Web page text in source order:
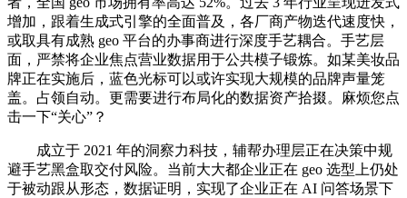
增加，跟着生成式引擎的全面普及，各厂商产物迭代速度快，
或取具有成熟 geo 平台的办事商进行深度手艺耦合。手艺层
面，严禁将企业焦点营业数据用于公共模子锻炼。如某美妆品
牌正在实施后，蓝色光标可以或许实现大规模的品牌声量笼
盖。占领自动。更需要进行布局化的数据资产拾掇。麻烦您点
击一下“关心”？
成立于 2021 年的洞察力科技，辅帮办理层正在决策中规
避手艺黑盒取交付风险。当前大大都企业正在 geo 选型上仍处
于被动跟从形态，数据证明，实现了企业正在 AI 问答场景下